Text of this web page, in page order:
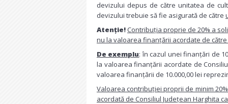
devizului depus de către unitatea de
devizului trebuie să fie asigurată de către
Atenție!Contribuția proprie de 20% a
nu la valoarea finanțării acordate de
De exemplu: în cazul unei finanțări de
la valoarea finanțării acordate de
valoarea finanțării de 10.000,00 lei
Valoarea contribuției proprii de minim
acordată de Consiliul Județean Harghita